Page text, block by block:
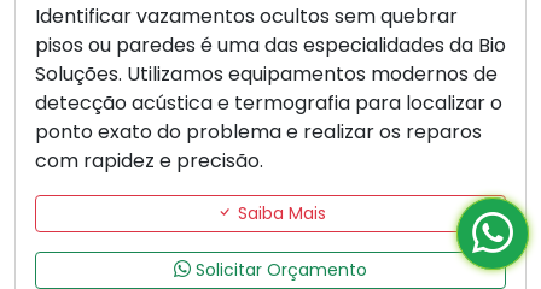
Identificar vazamentos ocultos sem quebrar
pisos ou paredes é uma das especialidades da Bio
Soluções. Utilizamos equipamentos modernos de
detecção acústica e termografia para localizar o
ponto exato do problema e realizar os reparos
com rapidez e precisão.
Saiba Mais
Solicitar Orçamento